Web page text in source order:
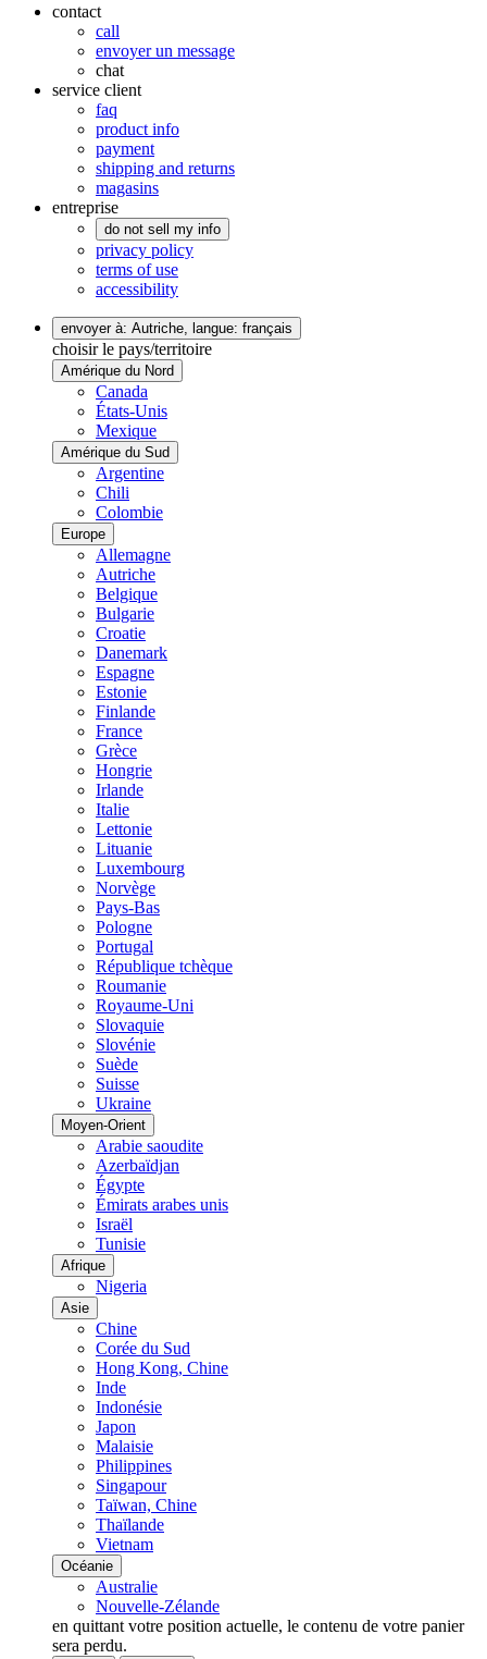
contact
call
envoyer un message
chat
service client
faq
product info
payment
shipping and returns
magasins
entreprise
do not sell my info
privacy policy
terms of use
accessibility
envoyer à: Autriche, langue: français
choisir le pays/territoire
Amérique du Nord
Canada
États-Unis
Mexique
Amérique du Sud
Argentine
Chili
Colombie
Europe
Allemagne
Autriche
Belgique
Bulgarie
Croatie
Danemark
Espagne
Estonie
Finlande
France
Grèce
Hongrie
Irlande
Italie
Lettonie
Lituanie
Luxembourg
Norvège
Pays-Bas
Pologne
Portugal
République tchèque
Roumanie
Royaume-Uni
Slovaquie
Slovénie
Suède
Suisse
Ukraine
Moyen-Orient
Arabie saoudite
Azerbaïdjan
Égypte
Émirats arabes unis
Israël
Tunisie
Afrique
Nigeria
Asie
Chine
Corée du Sud
Hong Kong, Chine
Inde
Indonésie
Japon
Malaisie
Philippines
Singapour
Taïwan, Chine
Thaïlande
Vietnam
Océanie
Australie
Nouvelle-Zélande
en quittant votre position actuelle, le contenu de votre panier
sera perdu.